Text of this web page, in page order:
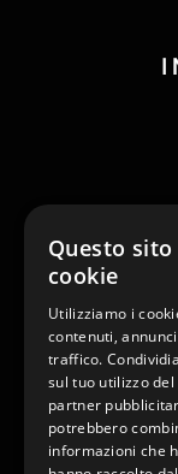
I
Via Alessandro
Questo
cookie
Utilizziamo i
contenuti,
traffico.
sul tuo utilizzo
partner
potrebbero
informazioni che